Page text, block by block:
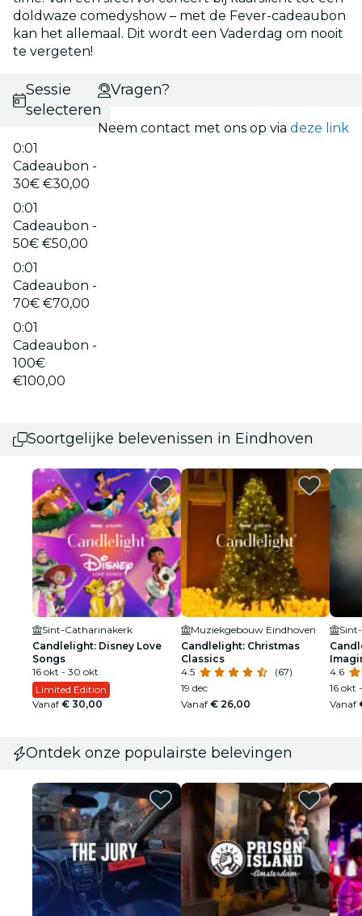
doldwaze comedyshow – met de Fever-cadeaubon
kan het allemaal. Dit wordt een Vaderdag om nooit
te vergeten!
Sessie
selecteren
0:01
Cadeaubon -
30€ €30,00
0:01
Cadeaubon -
50€ €50,00
0:01
Cadeaubon -
70€ €70,00
0:01
Cadeaubon -
100€
€100,00
Vragen?
Neem contact met ons op via deze link
Soortgelijke belevenissen in Eindhoven
Sint-Catharinakerk
Candlelight: Disney Love
Songs
16 okt - 30 okt
Limited Edition
Vanaf € 30,00
Muziekgebouw Eindhoven
Candlelight: Christmas
Classics
4.5
(67)
19 dec
Vanaf € 26,00
4.6
16 okt
Vanaf
Ontdek onze populairste belevingen